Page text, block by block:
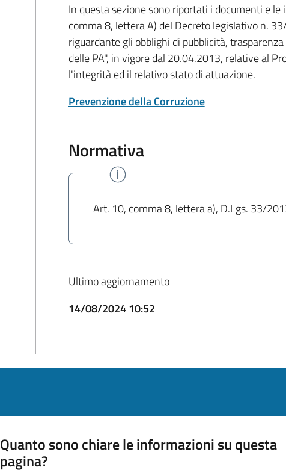
In questa sezione sono riportati i documenti e
comma 8, lettera A) del Decreto legislativo n.
riguardante gli obblighi di pubblicità,
delle PA", in vigore dal 20.04.2013, relative al
l'integrità ed il relativo stato di attuazione.
Prevenzione della Corruzione
Normativa
Art. 10, comma 8, lettera a), D.Lgs. 33/
Ultimo aggiornamento
14/08/2024 10:52
Quanto sono chiare le informazioni su questa
pagina?